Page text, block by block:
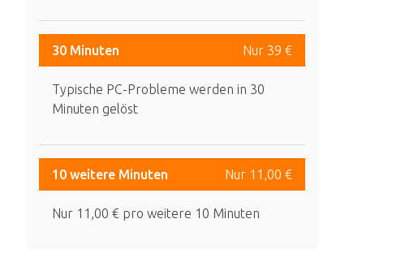
30 Minuten Nur 39 €
Typische PC-Probleme werden in 30
Minuten gelöst
10 weitere Minuten Nur 11,00 €
Nur 11,00 € pro weitere 10 Minuten